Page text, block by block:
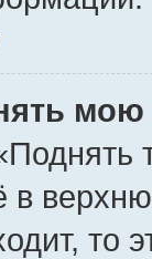
мою
в
то